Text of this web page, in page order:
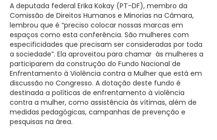
A deputada federal Erika Kokay (PT-DF), membro da
Comissão de Direitos Humanos e Minorias na Câmara,
lembrou que é “preciso colocar nossas marcas em
espaços como esta conferência. São mulheres com
especificidades que precisam ser consideradas por toda
a sociedade”. Ela aproveitou para chamar às mulheres a
participarem da construção do Fundo Nacional de
Enfrentamento à Violência contra a Mulher que está em
discussão no Congresso. A dotação deste fundo é
destinada a políticas de enfrentamento à violência
contra a mulher, como assistência às vítimas, além de
medidas pedagógicas, campanhas de prevenção e
pesquisas na área.